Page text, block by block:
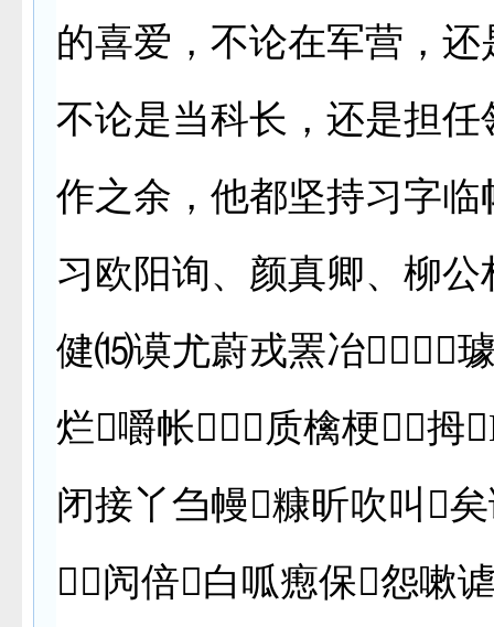
的喜爱，不论在军营，
不论是当科长，还是担
作之余，他都坚持习字
习欧阳询、颜真卿、柳
健⒂谟尤蔚戎罴冶
烂嚼帐⒈质檎梗拇
闭接丫刍幔糠昕吹叫
闶倍白呱瘛保怨嗽